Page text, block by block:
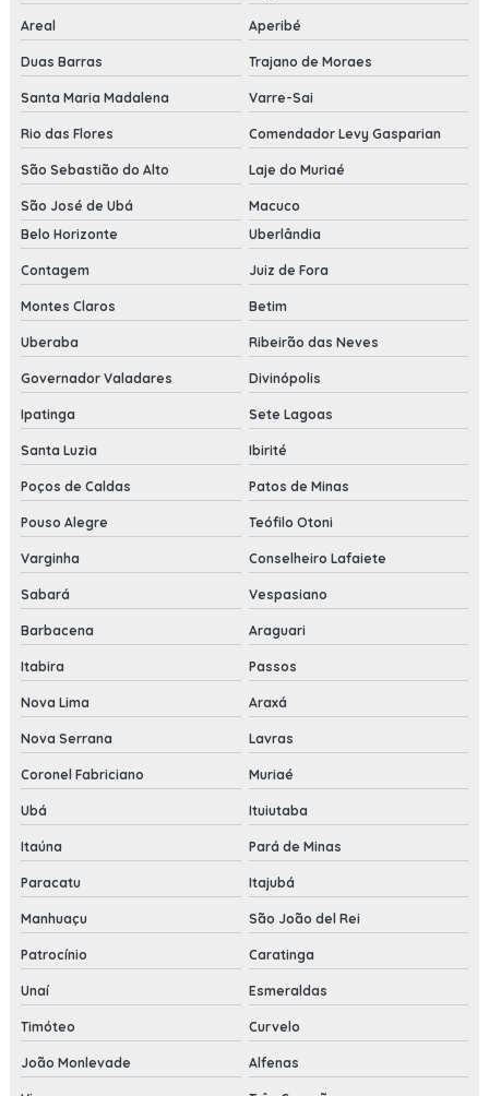
Areal Aperibé
Duas Barras Trajano de Moraes
Santa Maria Madalena Varre-Sai
Rio das Flores Comendador Levy Gasparian
São Sebastião do Alto Laje do Muriaé
São José de Ubá
Macuco
Belo Horizonte
Uberlândia
Contagem Juiz de Fora
Montes Claros Betim
Uberaba Ribeirão das Neves
Governador Valadares Divinópolis
Ipatinga Sete Lagoas
Santa Luzia Ibirité
Poços de Caldas Patos de Minas
Pouso Alegre Teófilo Otoni
Varginha Conselheiro Lafaiete
Sabará Vespasiano
Barbacena Araguari
Itabira Passos
Nova Lima Araxá
Nova Serrana Lavras
Coronel Fabriciano Muriaé
Ubá Ituiutaba
Itaúna Pará de Minas
Paracatu Itajubá
Manhuaçu São João del Rei
Patrocínio Caratinga
Unaí Esmeraldas
Timóteo Curvelo
João Monlevade Alfenas